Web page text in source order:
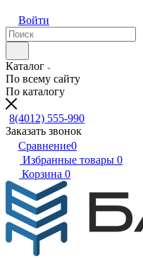
Войти
Каталог
По всему сайту
По каталогу
8(4012) 555-990
Заказать звонок
Сравнение0
Избранные товары 0
Корзина 0